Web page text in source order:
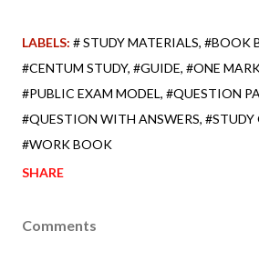
LABELS: # STUDY MATERIALS #BOOK
#CENTUM STUDY #GUIDE #ONE
#PUBLIC EXAM MODEL #QUESTION
#QUESTION WITH ANSWERS #STUDY
#WORK BOOK
SHARE
Comments